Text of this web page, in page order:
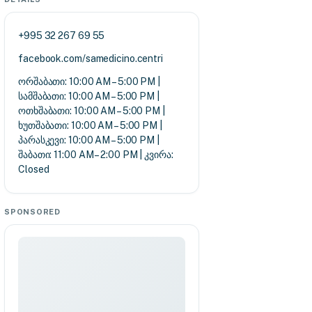
+995 32 267 69 55
facebook.com/samedicino.centri
ორშაბათი: 10:00 AM – 5:00 PM |
სამშაბათი: 10:00 AM – 5:00 PM |
ოთხშაბათი: 10:00 AM – 5:00 PM |
ხუთშაბათი: 10:00 AM – 5:00 PM |
პარასკევი: 10:00 AM – 5:00 PM |
შაბათი: 11:00 AM – 2:00 PM | კვირა:
Closed
SPONSORED